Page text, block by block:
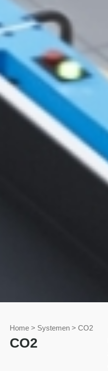
Home > Systemen > CO2
CO2